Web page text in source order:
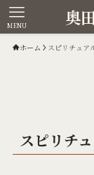
奥
MENU
ホーム スピリチュア
スピリチ